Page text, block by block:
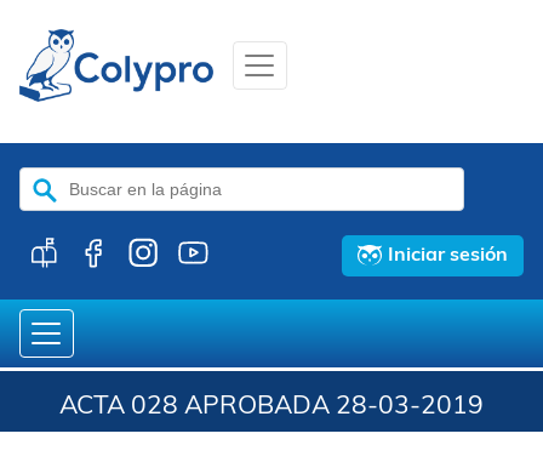
Buscar:
Iniciar sesión
ACTA 028 APROBADA 28-03-2019